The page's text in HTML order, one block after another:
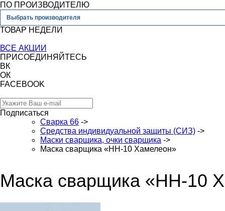
ПО ПРОИЗВОДИТЕЛЮ
Выбрать производителя
ТОВАР НЕДЕЛИ
ВСЕ АКЦИИ
ПРИСОЕДИНЯЙТЕСЬ
ВК
ОК
FACEBOOK
Подписаться
Сварка 66 ->
Средства индивидуальной защиты (СИЗ) ->
Маски сварщика, очки сварщика ->
Маска сварщика «НН-10 Хамелеон»
Маска сварщика «НН-10